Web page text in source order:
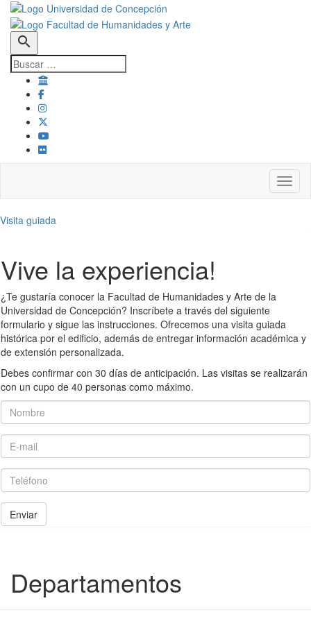
search
Visita guiada
Vive la experiencia!
¿Te gustaría conocer la Facultad de Humanidades y Arte de la
Universidad de Concepción? Inscríbete a través del siguiente
formulario y sigue las instrucciones. Ofrecemos una visita guiada
histórica por el edificio, además de entregar información académica y
de extensión personalizada.
Debes confirmar con 30 días de anticipación. Las visitas se realizarán
con un cupo de 40 personas como máximo.
Nombre
E-mail
Teléfono
Enviar
Departamentos